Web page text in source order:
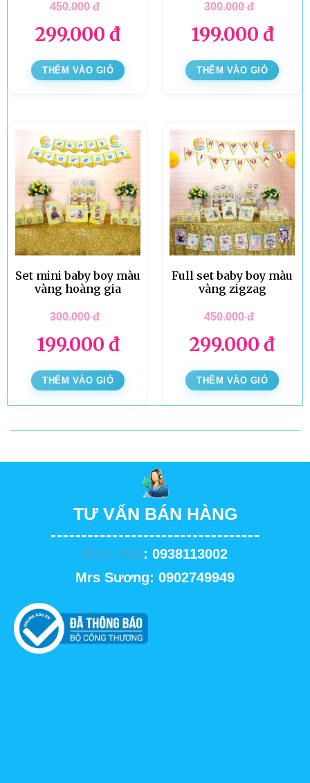
450.000đ
299.000 đ
THÊM VÀO GIỎ
300.000đ
199.000 đ
THÊM VÀO GIỎ
Set mini baby boy màu
vàng hoàng gia
300.000đ
199.000 đ
THÊM VÀO GIỎ
Full set baby boy màu
vàng zigzag
450.000đ
299.000 đ
THÊM VÀO GIỎ
TƯ VẤN BÁN HÀNG
Miss Hảo: 0938113002
Mrs Sương: 0902749949